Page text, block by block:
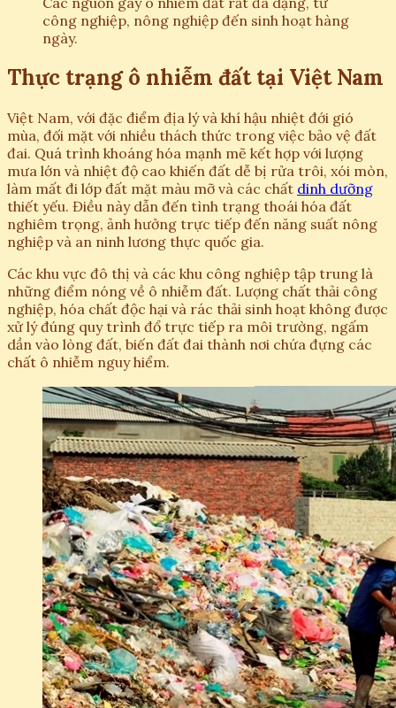
công nghiệp, nông nghiệp đến sinh hoạt hàng
ngày.
Thực trạng ô nhiễm đất tại Việt Nam
Việt Nam, với đặc điểm địa lý và khí hậu nhiệt đới gió
mùa, đối mặt với nhiều thách thức trong việc bảo vệ đất
đai. Quá trình khoáng hóa mạnh mẽ kết hợp với lượng
mưa lớn và nhiệt độ cao khiến đất dễ bị rửa trôi, xói mòn,
làm mất đi lớp đất mặt màu mỡ và các chất dinh dưỡng
thiết yếu. Điều này dẫn đến tình trạng thoái hóa đất
nghiêm trọng, ảnh hưởng trực tiếp đến năng suất nông
nghiệp và an ninh lương thực quốc gia.
Các khu vực đô thị và các khu công nghiệp tập trung là
những điểm nóng về ô nhiễm đất. Lượng chất thải công
nghiệp, hóa chất độc hại và rác thải sinh hoạt không được
xử lý đúng quy trình đổ trực tiếp ra môi trường, ngấm
dần vào lòng đất, biến đất đai thành nơi chứa đựng các
chất ô nhiễm nguy hiểm.